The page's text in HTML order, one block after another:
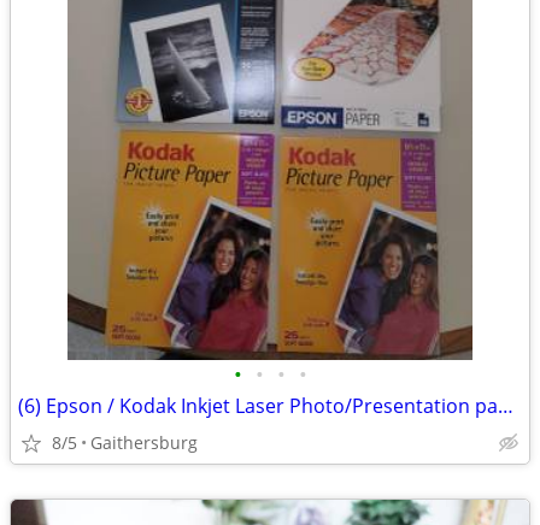
• • • •
(6) Epson / Kodak Inkjet Laser Photo/Presentation paper lot
8/5 Gaithersburg